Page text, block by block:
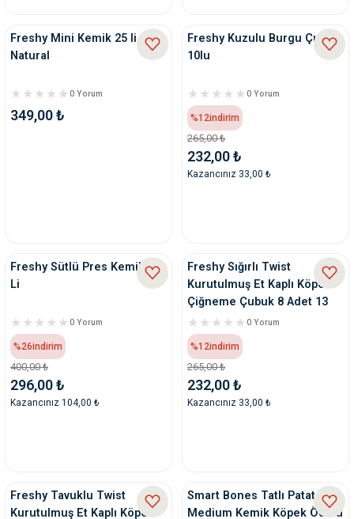
Freshy Mini Kemik 25 li
Natural
0 Yorum
349,00 ₺
Freshy Kuzulu Burgu Çubuk
10lu
0 Yorum
%12indirim
265,00 ₺
232,00 ₺
Kazancınız 33,00 ₺
Freshy Sütlü Pres Kemik 25
Li
0 Yorum
%26indirim
400,00 ₺
296,00 ₺
Kazancınız 104,00 ₺
Freshy Sığırlı Twist
Kurutulmuş Et Kaplı Köpek
Çiğneme Çubuk 8 Adet 13
Cm
0 Yorum
%12indirim
265,00 ₺
232,00 ₺
Kazancınız 33,00 ₺
Freshy Tavuklu Twist
Kurutulmuş Et Kaplı Köpek
Smart Bones Tatlı Patatesli
Medium Kemik Köpek Ödülü